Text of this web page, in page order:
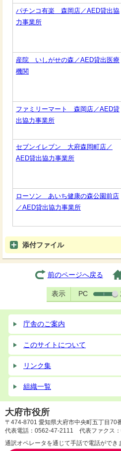
パチンコ有楽 森岡店／AED貸出協
力事業所
産院 いしがせの森／AED貸出医療
機関
ファミリーマート 森岡店／AED貸
出協力事業所
セブンイレブン 大府森岡町店／
AED貸出協力事業所
ローソン あいち健康の森公園前店
／AED貸出協力事業所
添付ファイル
前のページへ戻る
表示 PC
庁舎のご案内
このサイトについて
リンク集
組織一覧
大府市役所
〒474-8701 愛知県大府市中央町五丁目70
代表電話：0562-47-2111 代表ファクス
通訳オペレータを通じて手話で電話ができ